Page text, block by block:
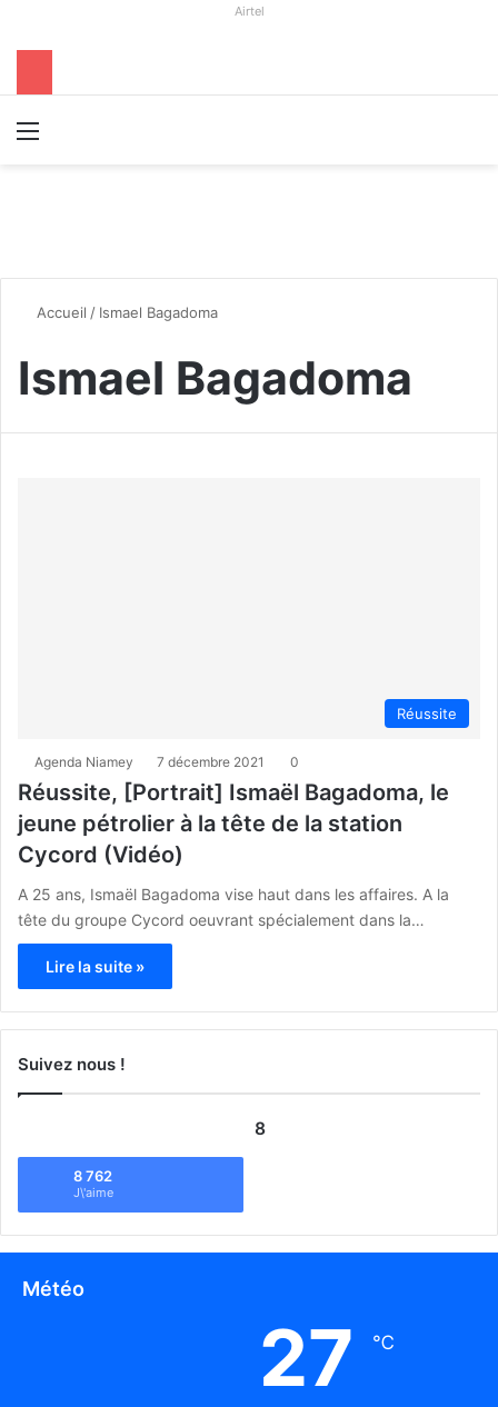
Airtel
Accueil / Ismael Bagadoma
Ismael Bagadoma
Réussite
Agenda Niamey 7 décembre 2021 0
Réussite, [Portrait] Ismaël Bagadoma, le
jeune pétrolier à la tête de la station
Cycord (Vidéo)
A 25 ans, Ismaël Bagadoma vise haut dans les affaires. A la
tête du groupe Cycord oeuvrant spécialement dans la…
Lire la suite »
Suivez nous !
8
8 762
J\'aime
Météo
27 ℃